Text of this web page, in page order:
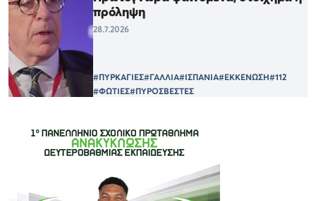
πρόληψη
28.7.2026
#ΠΥΡΚΑΓΙΕΣ#ΓΑΛΛΙΑ#ΙΣΠΑΝΙΑ#ΕΚΚΕΝΩΣΗ#112
#ΦΩΤΙΕΣ#ΠΥΡΟΣΒΕΣΤΕΣ